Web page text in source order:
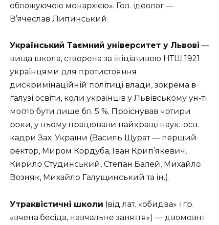
обложуючою монархією». Гол. ідеолог —
В’ячеслав Липинський.
Український Таємний університет у Львові —
вища школа, створена за ініціативою НТШ 1921
українцями для протистояння
дискримінаційній політиці влади, зокрема в
галузі освіти, коли українців у Львівському ун-ті
могло бути лише бл. 5 %. Проіснував чотири
роки, у ньому працювали найкращі наук.-осв.
кадри Зах. України (Василь Щурат — перший
ректор, Миром Кордуба, Іван Крип’якевич,
Кирило Студинський, Степан Балей, Михайло
Возняк, Михайло Галущинський та ін.).
Утраквістичні школи (від лат. «обидва» і гр.
«вчена бесіда, навчальне заняття») — двомовні